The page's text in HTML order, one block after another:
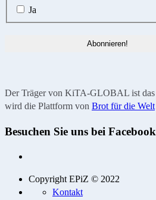
Ja
Der Träger von KiTA-GLOBAL ist das
wird die Plattform von Brot für die Welt
Besuchen Sie uns bei Facebook
Copyright EPiZ © 2022
Kontakt